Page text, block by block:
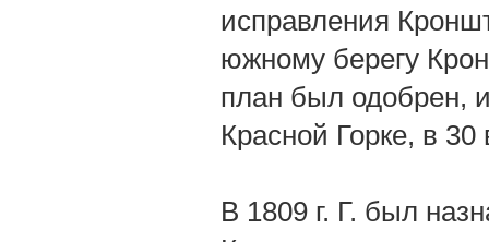
исправления
южному берегу
план был одобрен,
Красной Горке, в
В 1809 г. Г. был